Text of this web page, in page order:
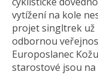
vytížení na kole
projet singltrek
odbornou
Europoslanec
starostové jsou